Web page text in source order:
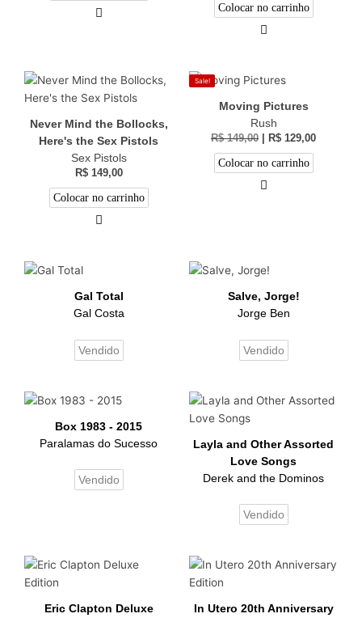
Colocar no carrinho
Never Mind the Bollocks,
Here's the Sex Pistols
Sex Pistols
R$149,00
Colocar no carrinho
Sale!
Moving Pictures
Rush
R$149,00 R$ 129,00
Colocar no carrinho
Gal Total
Gal Costa
Vendido
Salve, Jorge!
Jorge Ben
Vendido
Box 1983 - 2015
Paralamas do Sucesso
Vendido
Layla and Other Assorted
Love Songs
Derek and the Dominos
Vendido
Eric Clapton Deluxe
In Utero 20th Anniversary